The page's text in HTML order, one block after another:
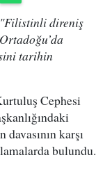
"Filistinli direniş
tarihin
Cephesi
karşı
bulundu.